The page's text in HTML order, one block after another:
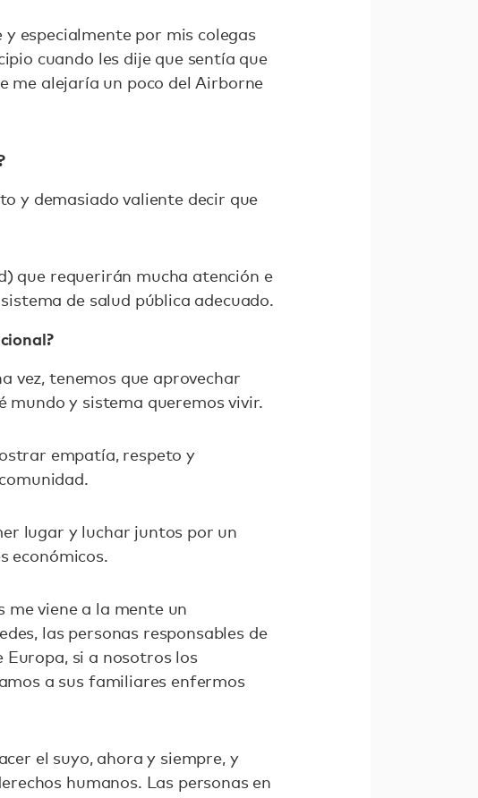
especialmente por mis colegas
cuando les dije que sentía que
me alejaría un poco del Airborne
y demasiado valiente decir que
que requerirán mucha atención e
de salud pública adecuado.
vez, tenemos que aprovechar
y sistema queremos vivir.
empatía, respeto y
lugar y luchar juntos por un
económicos.
viene a la mente un
las personas responsables de
si a nosotros los
a sus familiares enfermos
el suyo, ahora y siempre, y
humanos. Las personas en